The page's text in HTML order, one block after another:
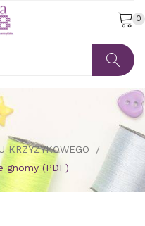
0
KRZYŻYKOWEGO
gnomy (PDF)